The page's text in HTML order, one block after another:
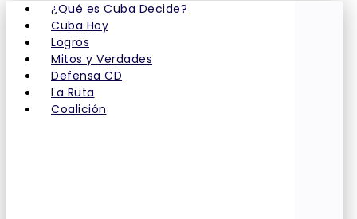
¿Qué es Cuba Decide?
Cuba Hoy
Logros
Mitos y Verdades
Defensa CD
La Ruta
Coalición